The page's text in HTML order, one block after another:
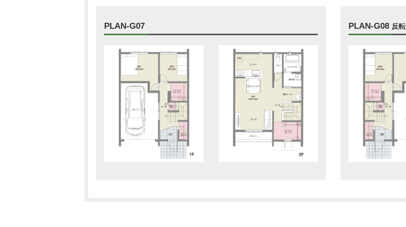
PLAN-G07 PLAN-G08 反転